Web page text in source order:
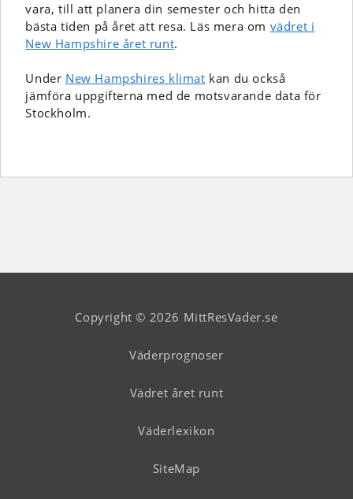
vara, till att planera din semester och hitta den
bästa tiden på året att resa. Läs mera om vädret i
New Hampshire året runt.
Under New Hampshires klimat kan du också
jämföra uppgifterna med de motsvarande data för
Stockholm.
Copyright © 2026 MittResVader.se
Väderprognoser
Vädret året runt
Väderlexikon
SiteMap